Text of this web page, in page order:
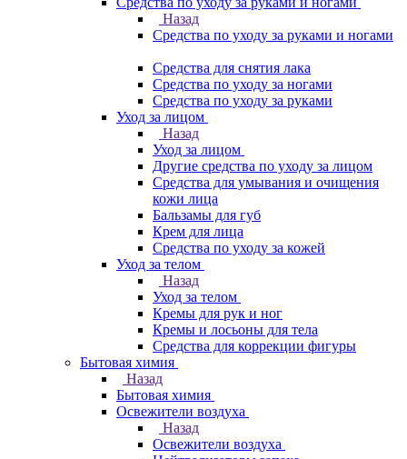
Назад
Средства по уходу за руками и ногами
Средства для снятия лака
Средства по уходу за ногами
Средства по уходу за руками
Уход за лицом
Назад
Уход за лицом
Другие средства по уходу за лицом
Средства для умывания и очищения
кожи лица
Бальзамы для губ
Крем для лица
Средства по уходу за кожей
Уход за телом
Назад
Уход за телом
Кремы для рук и ног
Кремы и лосьоны для тела
Средства для коррекции фигуры
Бытовая химия
Назад
Бытовая химия
Освежители воздуха
Назад
Освежители воздуха